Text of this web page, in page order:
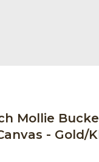
Mollie
- Gold/